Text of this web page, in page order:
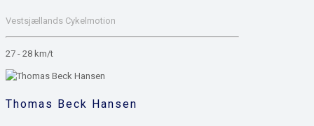
Vestsjællands Cykelmotion
27 - 28 km/t
Thomas Beck Hansen